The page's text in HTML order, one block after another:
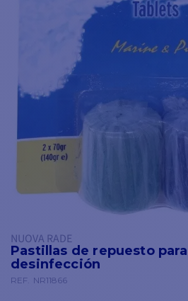
NUOVA RADE
Pastillas de repuesto
desinfección
REF. NR11866